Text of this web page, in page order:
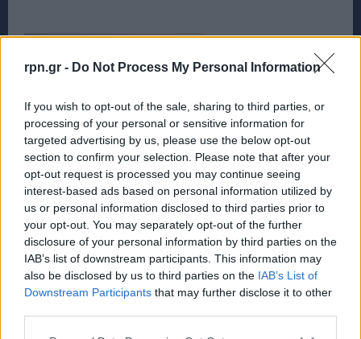
rpn.gr - Do Not Process My Personal Information
If you wish to opt-out of the sale, sharing to third parties, or
processing of your personal or sensitive information for
targeted advertising by us, please use the below opt-out
section to confirm your selection. Please note that after your
opt-out request is processed you may continue seeing
interest-based ads based on personal information utilized by
us or personal information disclosed to third parties prior to
your opt-out. You may separately opt-out of the further
disclosure of your personal information by third parties on the
IAB’s list of downstream participants. This information may
also be disclosed by us to third parties on the IAB’s List of
Downstream Participants that may further disclose it to other